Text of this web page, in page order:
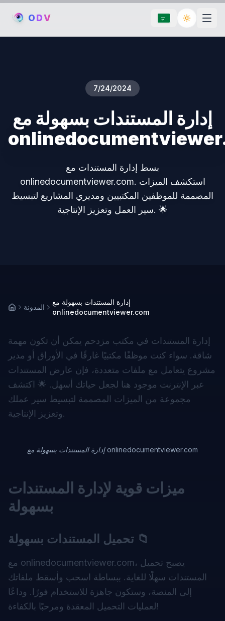
ODV Toggle
7/24/2024
إدارة المستندات بسهولة مع
بسط إدارة المستندات مع
onlinedocumentviewer.com. استكشف الميزات
المصممة للموظفين المكتبيين ومديري المشاريع لتبسيط
سير العمل وتعزيز الإنتاجية. 🌟
المدونة
إدارة المستندات بسهولة مع
onlinedocumentviewer.com
إدارة المستندات في مكتب مزدحم يمكن أن تكون مهمة
شاقة. سواء كنت موظفًا مكتبيًا غارقًا في الأوراق أو مدير
مشروع يتعامل مع ملفات متعددة، فإن عارض المستندات
عبر الإنترنت موجود هنا لجعل حياتك أسهل. 🌟 اكتشف
مجموعة من الميزات المصممة لتبسيط سير عملك
وتعزيز الإنتاجية.
إدارة المستندات بسهولة مع onlinedocumentviewer.com
ميزات قوية لإدارة المستندات
بسهولة
تحميل المستندات بسهولة 📁
مع onlinedocumentviewer.com، يصبح تحميل
المستندات سهلًا للغاية. ببساطة اسحب وأسقط ملفاتك
إلى المنصة، وستكون جاهزة للاستخدام فورًا. وداعًا
لعمليات التحميل المعقدة ومرحبًا بالكفاءة!